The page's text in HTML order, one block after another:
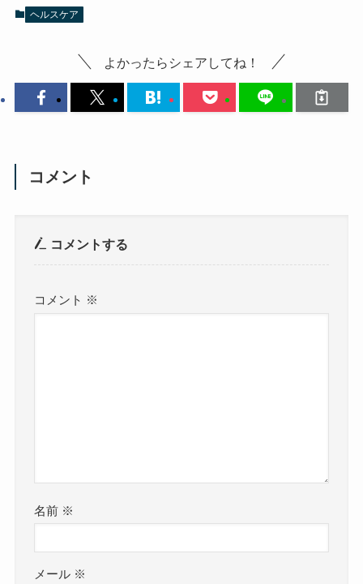
ヘルスケア
よかったらシェアしてね！
コメント
コメントする
コメント ※
名前 ※
メール ※